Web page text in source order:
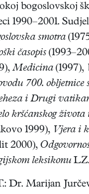
bogoslovskoj
1990–2001.
smotra
časopis
Medicina (1997),
700. obljetnice
i Drugi
kršćanskog
1999), Vjera i
2000),
leksikonu
Dr. Marijan